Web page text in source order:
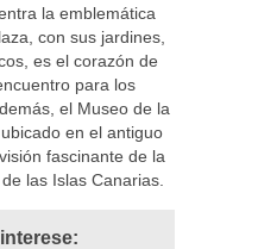
la emblemática
con sus jardines,
es el corazón de
para los
el Museo de la
en el antiguo
fascinante de la
las Islas Canarias.